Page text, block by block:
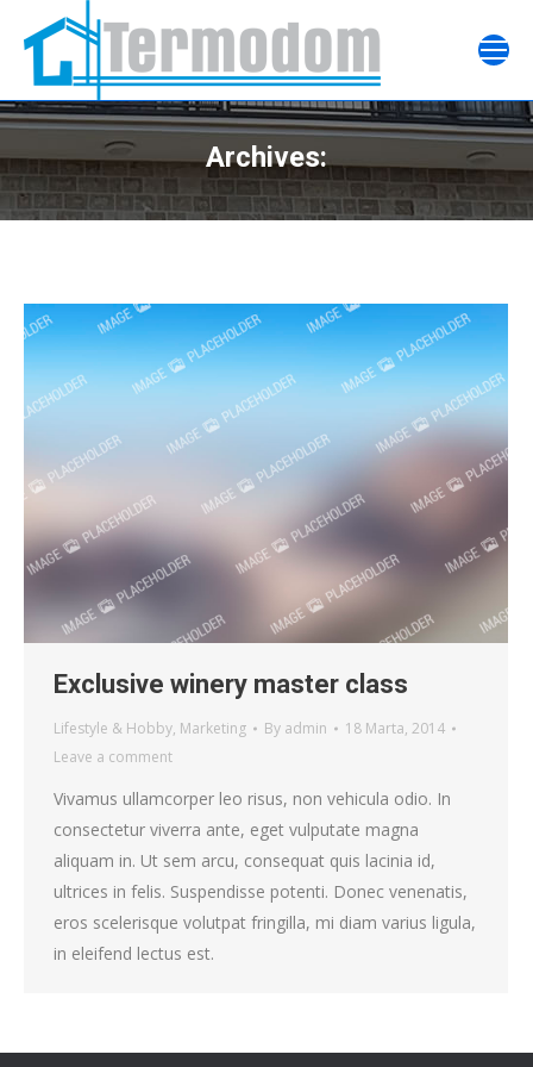
Archives:
Exclusive winery master class
Lifestyle & Hobby, Marketing By admin
18 Marta, 2014
Leave a comment
Vivamus ullamcorper leo risus, non vehicula odio. In
consectetur viverra ante, eget vulputate magna
aliquam in. Ut sem arcu, consequat quis lacinia id,
ultrices in felis. Suspendisse potenti. Donec venenatis,
eros scelerisque volutpat fringilla, mi diam varius ligula,
in eleifend lectus est.